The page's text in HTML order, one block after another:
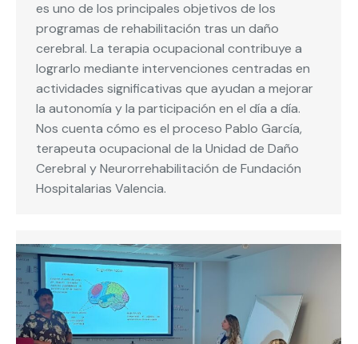
es uno de los principales objetivos de los
programas de rehabilitación tras un daño
cerebral. La terapia ocupacional contribuye a
lograrlo mediante intervenciones centradas en
actividades significativas que ayudan a mejorar
la autonomía y la participación en el día a día.
Nos cuenta cómo es el proceso Pablo García,
terapeuta ocupacional de la Unidad de Daño
Cerebral y Neurorrehabilitación de Fundación
Hospitalarias Valencia.